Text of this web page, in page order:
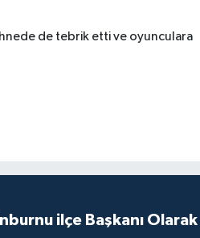
de tebrik etti ve oyunculara
ilçe Başkanı Olarak